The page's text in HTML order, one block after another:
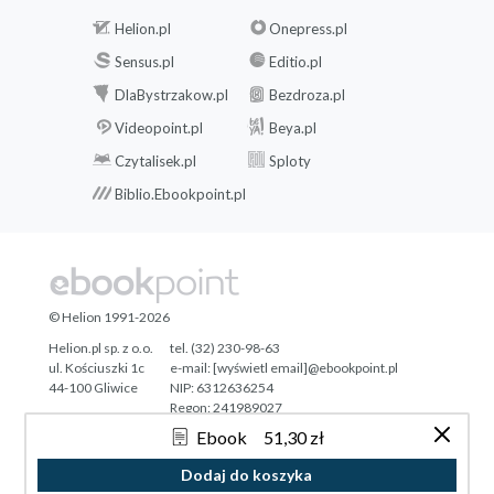
Rozdział IV. PO DRUGIEJ STRONIE STAWU
Wprowadzenie
1. Co tam, panie, w Ameryce (Polityka nr
40/2018 [3180])
(2.06.2020 r.)
3. Stawka amerykańskich wyborów
(19.08.2020 r.)
5. Wybory prezydenckie w USA czy PiS
6. Biden wygrał, Trump nie uznaje
porażki. Co dalej w USA? (25.11.2020 r.)
7. Populizm rodzi przemoc (14.01.2021 r.)
8. Koniec konserwatyzmu (4.03.2021 r.)
9. Afgańska lekcja (Polityka nr 35/2021
[3327])
Ebook 51,30 zł
Dodaj do koszyka
Helion.pl
Onepress.pl
Sensus.pl
Editio.pl
DlaBystrzakow.pl
Bezdroza.pl
Videopoint.pl
Beya.pl
Czytalisek.pl
Sploty
Biblio.Ebookpoint.pl
Tonik.pl
© Helion 1991-2026
Helion.pl sp. z o.o.
ul. Kościuszki 1c
44-100 Gliwice
tel. (32) 230-98-63
e-mail:[wyświetl email]@ebookpoint.pl
NIP: 6312636254
Regon: 241989027